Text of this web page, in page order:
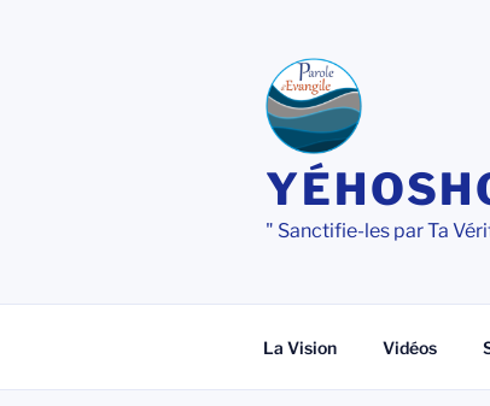
" Sanctifie-les par Ta
La Vision Vidéos